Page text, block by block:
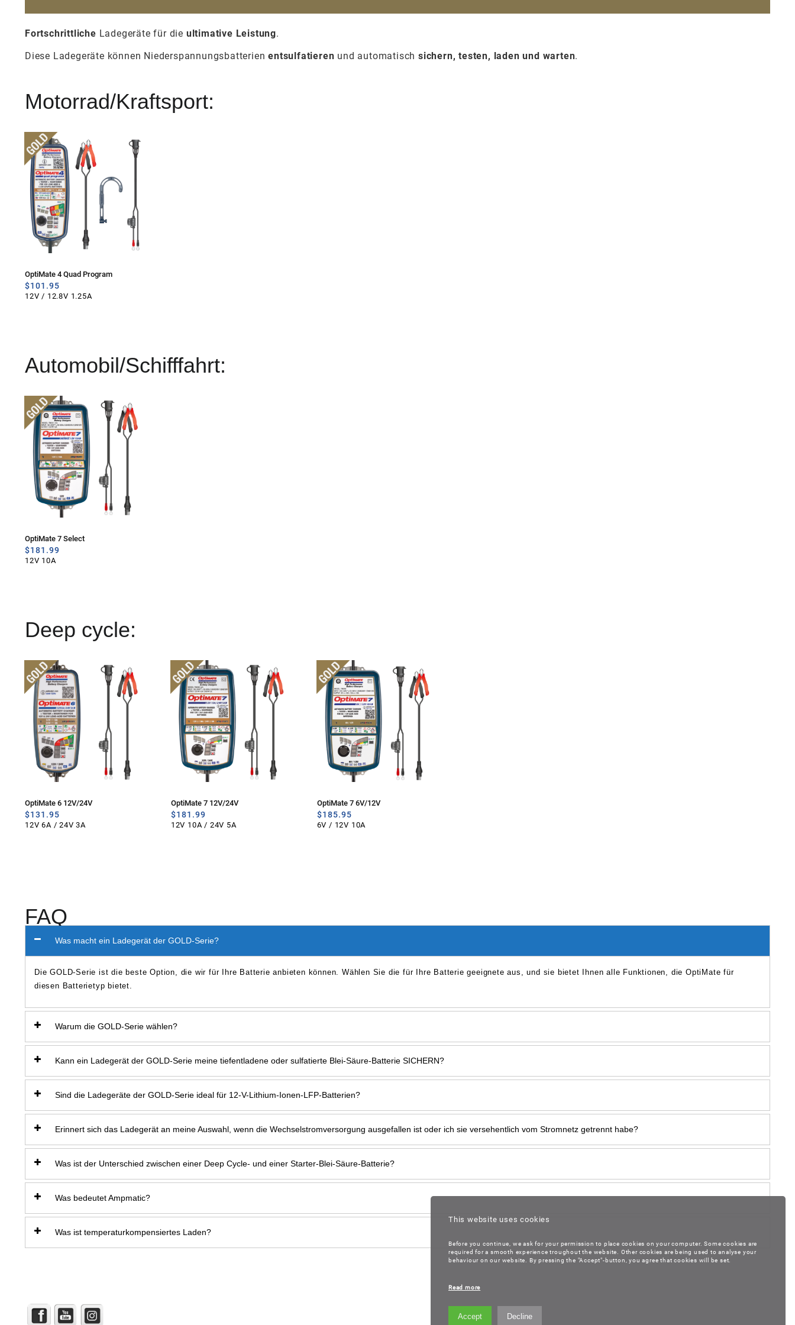
Fortschrittliche Ladegeräte für die ultimative Leistung.
Diese Ladegeräte können Niederspannungsbatterienentsulfatieren und automatischsichern, testen, laden und warten.
Motorrad/Kraftsport:
OptiMate 4 Quad Program
$101.95
12V / 12.8V 1.25A
Automobil/Schifffahrt:
OptiMate 7 Select
$181.99
12V 10A
Deep cycle:
OptiMate 6 12V/24V
$131.95
12V 6A / 24V 3A
OptiMate 7 12V/24V
$181.99
12V 10A / 24V 5A
OptiMate 7 6V/12V
$185.95
6V / 12V 10A
FAQ
Was macht ein Ladegerät der GOLD-Serie?
Die GOLD-Serie ist die beste Option, die wir für Ihre Batterie anbieten können. Wählen Sie die für Ihre Batterie geeignete aus, und sie bietet Ihnen alle Funktionen, die OptiMate für
diesen Batterietyp bietet.
Warum die GOLD-Serie wählen?
Kann ein Ladegerät der GOLD-Serie meine tiefentladene oder sulfatierte Blei-Säure-Batterie SICHERN?
Sind die Ladegeräte der GOLD-Serie ideal für 12-V-Lithium-Ionen-LFP-Batterien?
Erinnert sich das Ladegerät an meine Auswahl, wenn die Wechselstromversorgung ausgefallen ist oder ich sie versehentlich vom Stromnetz getrennt habe?
Was ist der Unterschied zwischen einer Deep Cycle- und einer Starter-Blei-Säure-Batterie?
Was bedeutet Ampmatic?
Was ist temperaturkompensiertes Laden?
This website uses cookies
Before you continue, we ask for your permission to place cookies on your computer. Some cookies are
required for a smooth experience troughout the website. Other cookies are being used to analyse your
behaviour on our website. By pressing the "Accept"-button, you agree that cookies will be set.
Read more
Accept Decline